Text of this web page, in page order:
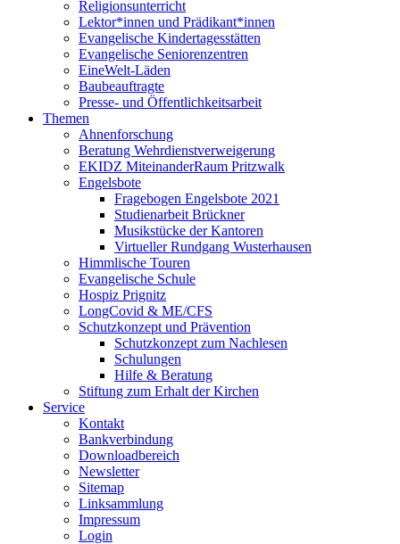
Religionsunterricht
Lektor*innen und Prädikant*innen
Evangelische Kindertagesstätten
Evangelische Seniorenzentren
EineWelt-Läden
Baubeauftragte
Presse- und Öffentlichkeitsarbeit
Themen
Ahnenforschung
Beratung Wehrdienstverweigerung
EKIDZ MiteinanderRaum Pritzwalk
Engelsbote
Fragebogen Engelsbote 2021
Studienarbeit Brückner
Musikstücke der Kantoren
Virtueller Rundgang Wusterhausen
Himmlische Touren
Evangelische Schule
Hospiz Prignitz
LongCovid & ME/CFS
Schutzkonzept und Prävention
Schutzkonzept zum Nachlesen
Schulungen
Hilfe & Beratung
Stiftung zum Erhalt der Kirchen
Service
Kontakt
Bankverbindung
Downloadbereich
Newsletter
Sitemap
Linksammlung
Impressum
Login